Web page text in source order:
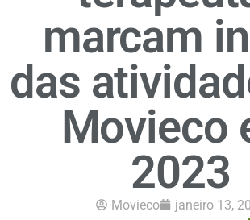
marcam
das
Movieco
2023
Movieco janeiro 13,